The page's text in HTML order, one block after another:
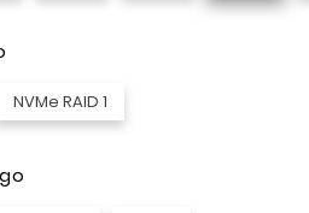
NVMe RAID 1